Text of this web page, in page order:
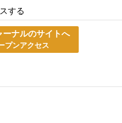
する
ーナルのサイトへ
プンアクセス